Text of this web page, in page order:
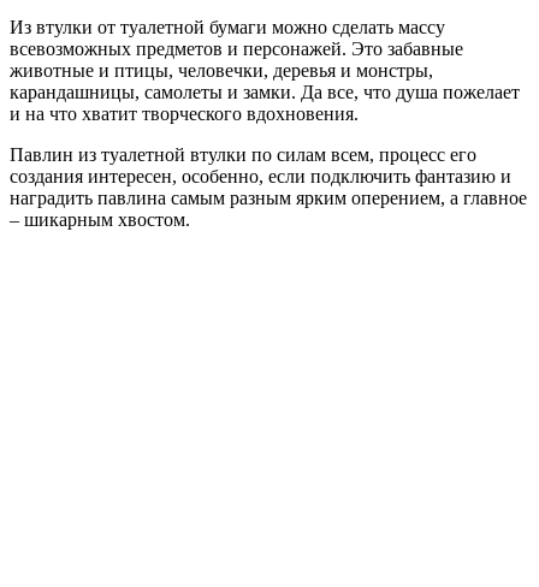
Из втулки от туалетной бумаги можно сделать массу
всевозможных предметов и персонажей. Это забавные
животные и птицы, человечки, деревья и монстры,
карандашницы, самолеты и замки. Да все, что душа пожелает
и на что хватит творческого вдохновения.
Павлин из туалетной втулки по силам всем, процесс его
создания интересен, особенно, если подключить фантазию и
наградить павлина самым разным ярким оперением, а главное
– шикарным хвостом.